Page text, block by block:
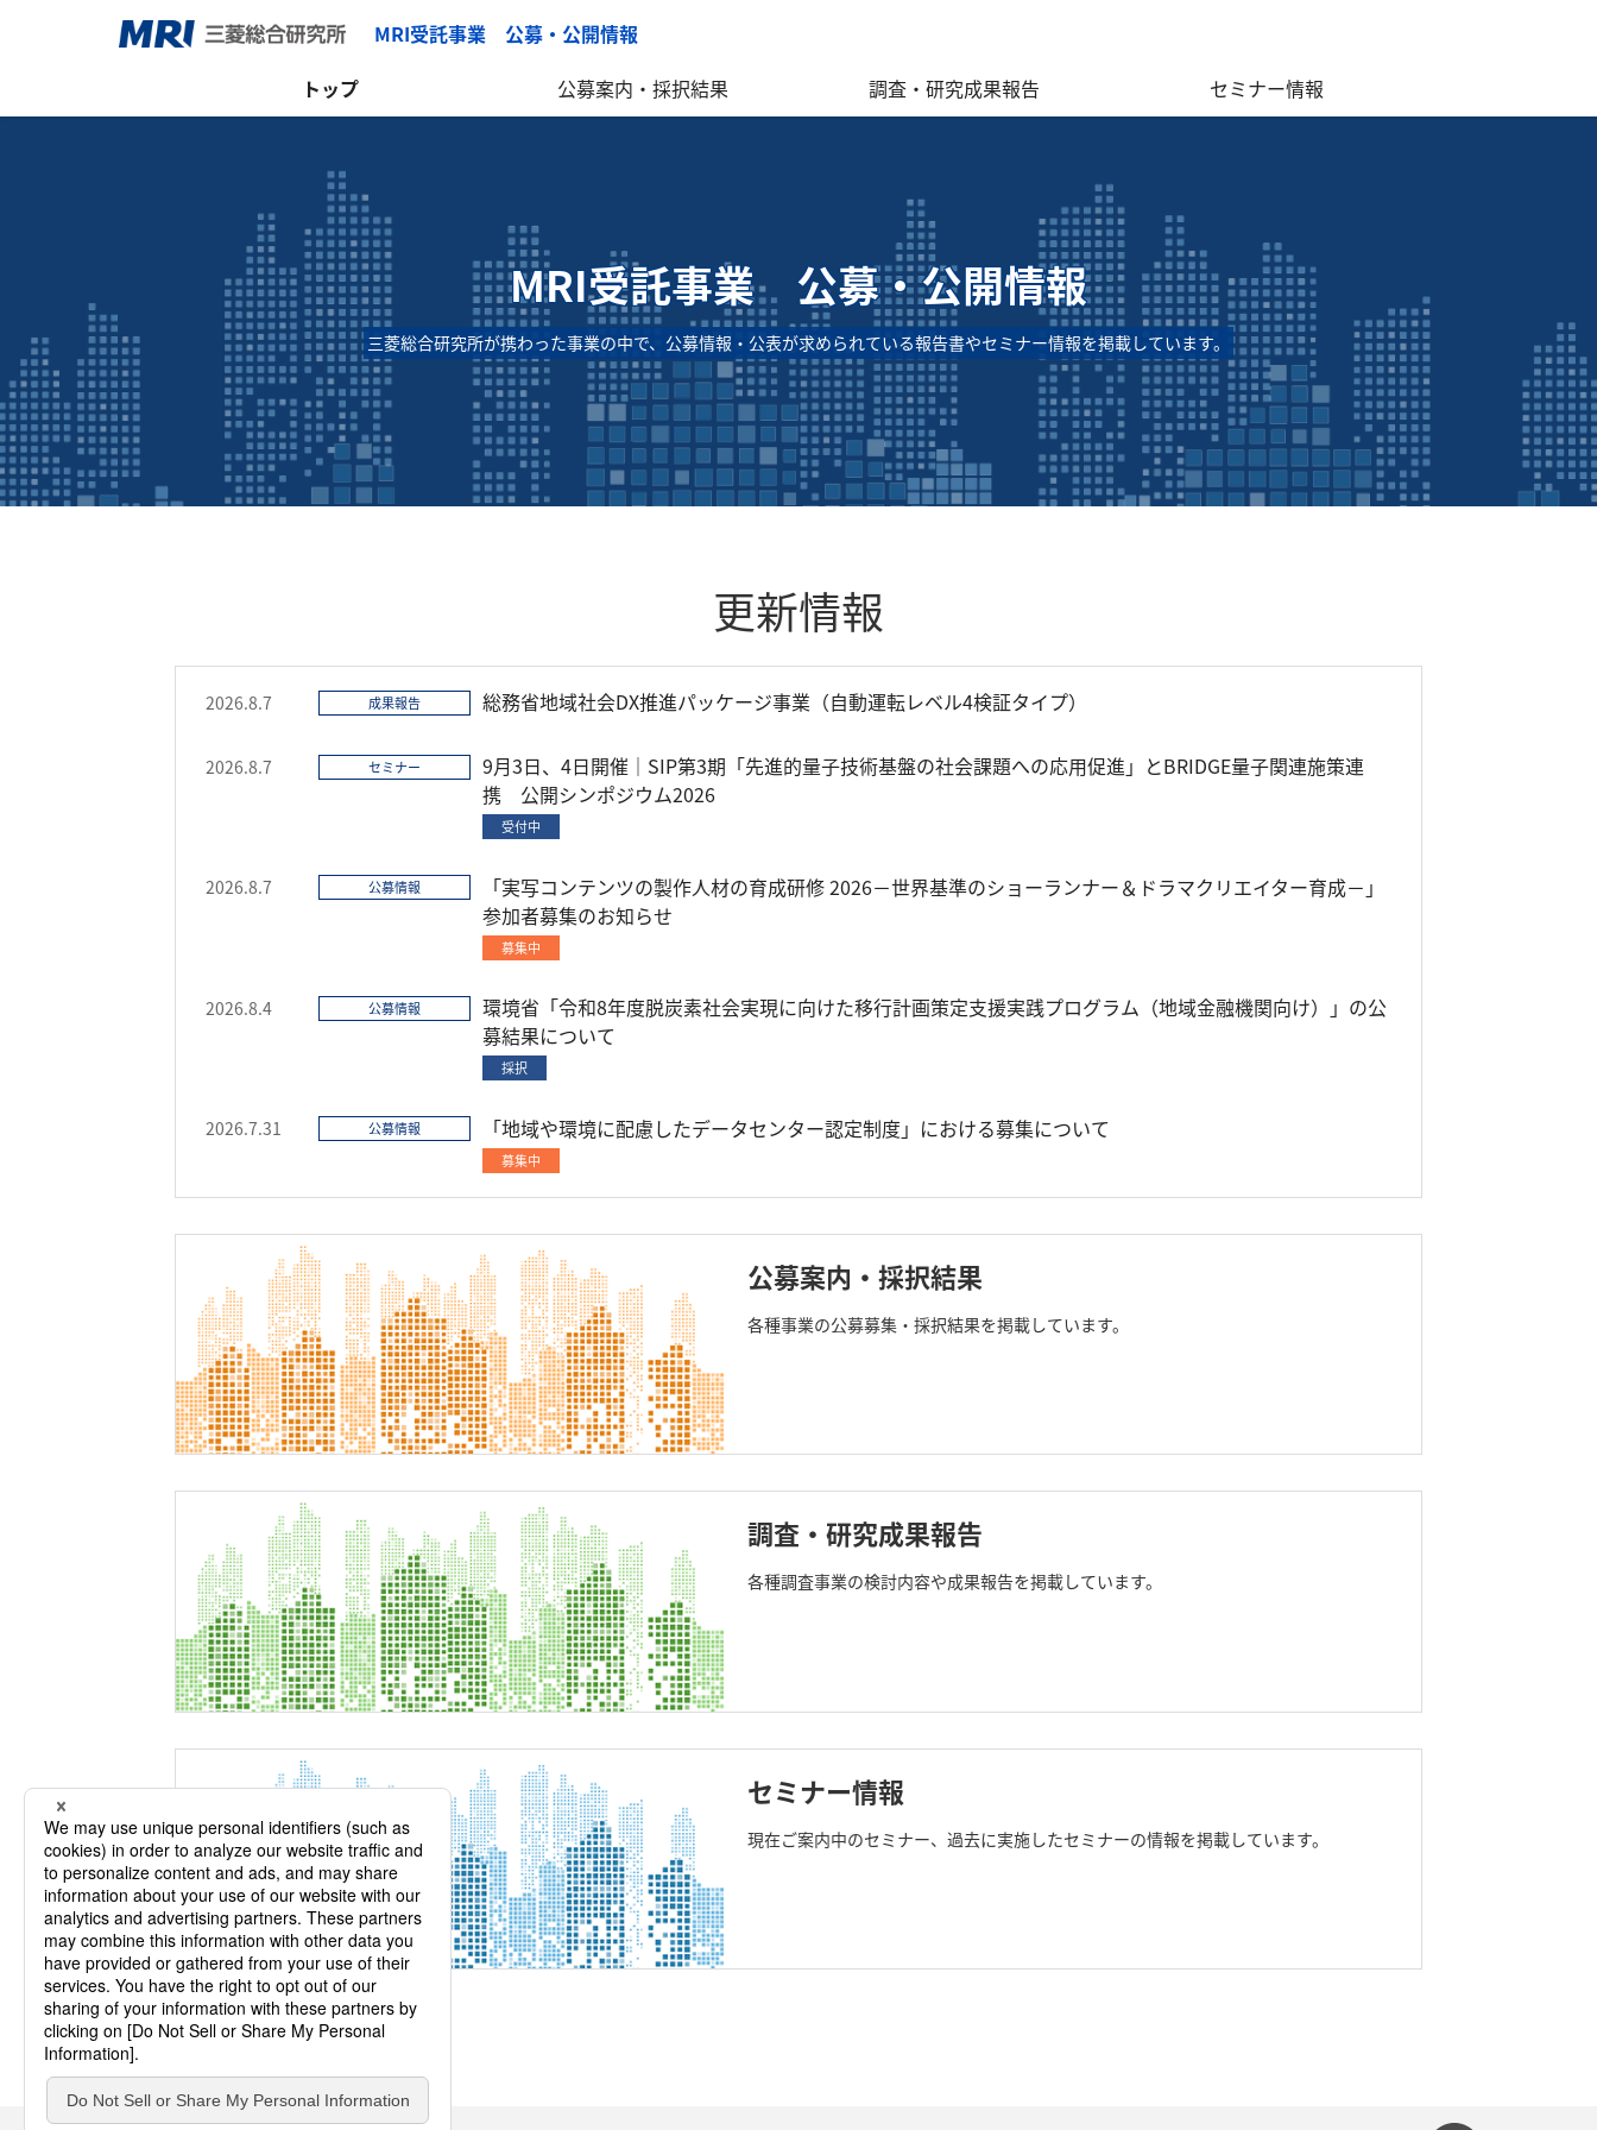
MRI受託事業 公募・公開情報
トップ
公募案内・採択結果 調査・研究成果報告 セミナー情報
MRI受託事業 公募・公開情報
三菱総合研究所が携わった事業の中で、公募情報・公表が求められている報告書やセミナー情報を掲載しています。
更新情報
2026.8.7 成果報告 総務省地域社会DX推進パッケージ事業（自動運転レベル4検証タイプ）
2026.8.7 セミナー
9月3日、4日開催｜SIP第3期「先進的量子技術基盤の社会課題への応用促進」とBRIDGE量子関連施策連
携 公開シンポジウム2026
受付中
2026.8.7 公募情報
「実写コンテンツの製作人材の育成研修 2026－世界基準のショーランナー＆ドラマクリエイター育成－」
参加者募集のお知らせ
募集中
2026.8.4 公募情報
環境省「令和8年度脱炭素社会実現に向けた移行計画策定支援実践プログラム（地域金融機関向け）」の公
募結果について
採択
2026.7.31 公募情報 「地域や環境に配慮したデータセンター認定制度」における募集について
募集中
公募案内・採択結果
各種事業の公募募集・採択結果を掲載しています。
調査・研究成果報告
各種調査事業の検討内容や成果報告を掲載しています。
セミナー情報
現在ご案内中のセミナー、過去に実施したセミナーの情報を掲載しています。